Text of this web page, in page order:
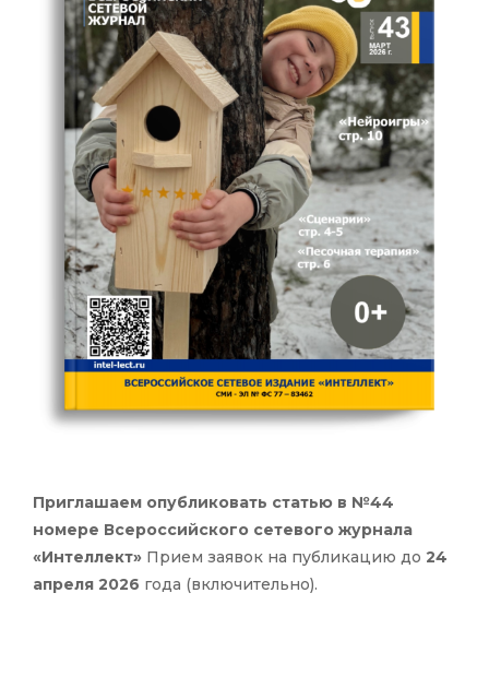
Приглашаем опубликовать статью в №44
номере Всероссийского сетевого журнала
«Интеллект» Прием заявок на публикацию до 24
апреля 2026 года (включительно).